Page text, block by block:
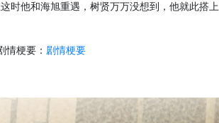
时他和海旭重遇，树贤万万没想到，他就此搭
情梗要： 剧情梗要